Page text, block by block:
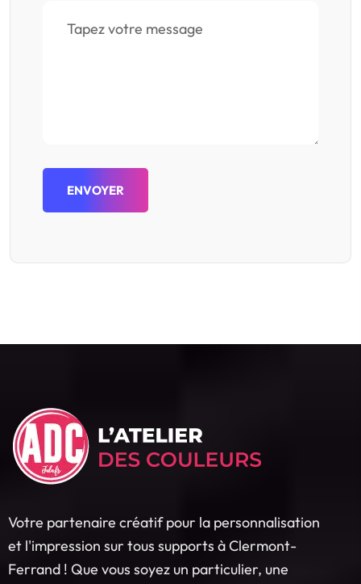
ENVOYER
Votre partenaire créatif pour la personnalisation
et l'impression sur tous supports à Clermont-
Ferrand ! Que vous soyez un particulier, une